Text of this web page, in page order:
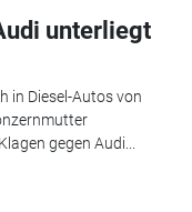
unterliegt
in Diesel-Autos von
gegen Audi...